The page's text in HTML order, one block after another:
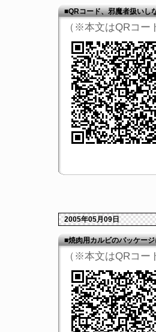
■QRコード、邪魔者扱いし
（※本文はQRコー
2005年05月09日
■焼肉用カルビのパッケー
（※本文はQRコー